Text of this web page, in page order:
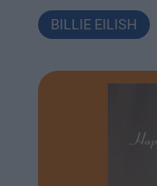
BILLIE EILISH